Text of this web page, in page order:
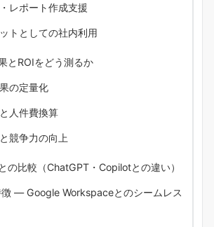
レポート作成支援
トとしての社内利用
とROIをどう測るか
の定量化
人件費換算
競争力の向上
の比較（ChatGPT・Copilotとの違い）
徴 ― Google Workspaceとのシームレス